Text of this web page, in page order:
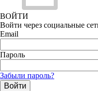
ВОЙТИ
Войти через социальные
Email
Пароль
Забыли пароль?